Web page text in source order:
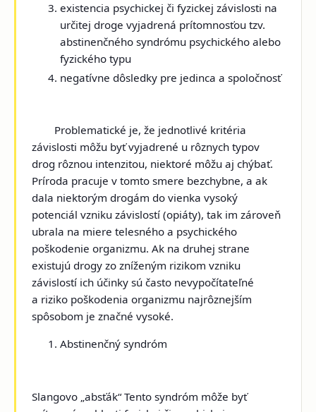
existencia psychickej či fyzickej závislosti na
určitej droge vyjadrená prítomnosťou tzv.
abstinenčného syndrómu psychického alebo
fyzického typu
negatívne dôsledky pre jedinca a spoločnosť
Problematické je, že jednotlivé kritéria
závislosti môžu byť vyjadrené u rôznych typov
drog rôznou intenzitou, niektoré môžu aj chýbať.
Príroda pracuje v tomto smere bezchybne, a ak
dala niektorým drogám do vienka vysoký
potenciál vzniku závislostí (opiáty),tak im zároveň
ubrala na miere telesného a psychického
poškodenie organizmu. Ak na druhej strane
existujú drogy zo zníženým rizikom vzniku
závislostí ich účinky sú často nevypočítateľné
a riziko poškodenia organizmu najrôznejším
spôsobom je značné vysoké.
Abstinenčný syndróm
Slangovo „absťák“ Tento syndróm môže byť